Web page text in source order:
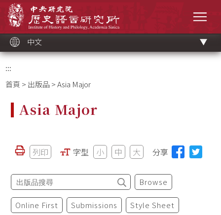
中文
:::
首頁 > 出版品 > Asia Major
Asia Major
列印 字型 小 中 大 分享
Browse
Online First Submissions Style Sheet